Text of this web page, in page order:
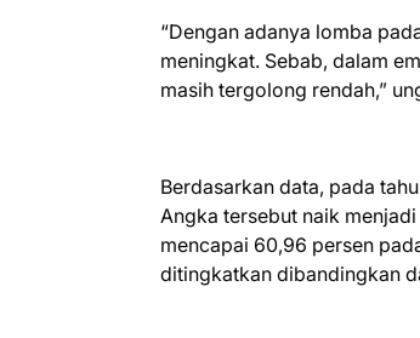
“Dengan adanya lomba
meningkat. Sebab, dalam
masih tergolong rendah,”
Berdasarkan data, pada
Angka tersebut naik
mencapai 60,96 persen
ditingkatkan dibandingkan